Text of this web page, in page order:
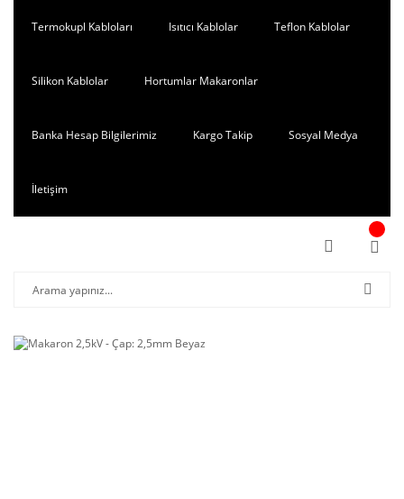
Termokupl Kabloları Isıtıcı Kablolar Teflon Kablolar
Silikon Kablolar Hortumlar Makaronlar
Banka Hesap Bilgilerimiz Kargo Takip Sosyal Medya
İletişim